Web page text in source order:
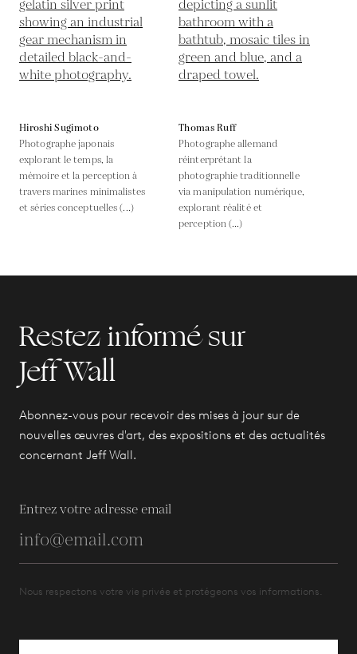
Hiroshi Sugimoto
Photographe japonais
explorant le temps, la
mémoire et la perception à
travers marines minimalistes
et séries conceptuelles (...)
Thomas Ruff
Photographe allemand
réinterprétant la
photographie traditionnelle
via manipulation numérique,
explorant réalité et
perception (...)
Restez informé sur
Jeff Wall
Abonnez-vous pour recevoir des mises à jour sur de
nouvelles œuvres d'art, des expositions et des actualités
concernant Jeff Wall.
Entrez votre adresse email
Nous respectons votre vie privée et protégeons vos informations.